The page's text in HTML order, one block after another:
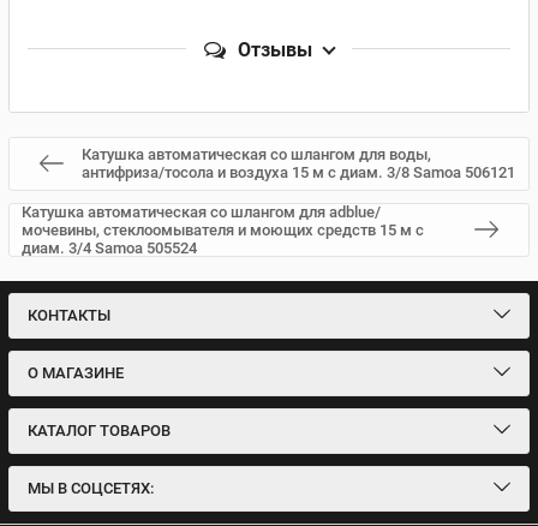
Отзывы
Катушка автоматическая со шлангом для воды,
антифриза/тосола и воздуха 15 м с диам. 3/8 Samoa 506121
Катушка автоматическая со шлангом для adblue/
мочевины, стеклоомывателя и моющих средств 15 м с
диам. 3/4 Samoa 505524
КОНТАКТЫ
О МАГАЗИНЕ
КАТАЛОГ ТОВАРОВ
МЫ В СОЦСЕТЯХ: